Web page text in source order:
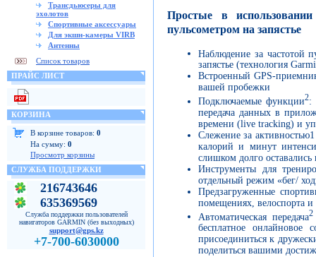
Трансдьюсеры для
эхолотов
Спортивные аксессуары
Для экшн-камеры VIRB
Антенны
Список товаров
ПРАЙС ЛИСТ
КОРЗИНА
В корзине товаров: 0
На сумму: 0
Просмотр корзины
СЛУЖБА ПОДДЕРЖКИ
216743646
635369569
Служба поддержки пользователей
навигаторов GARMIN (без выходных)
support@gps.kz
+7-700-6030000
Простые в
пульсометром на запястье
Наблюдение за частотой
запястье (технология
Встроенный GPS-
вашей пробежки
Подключаемые функции2:
передача данных в
времени (live tracking) и
Слежение за
калорий и минут
слишком долго
Инструменты для
отдельный режим «бег/
Предзагруженные
помещениях, велоспорта и
Автоматическая передача2
бесплатное
присоединиться к
поделиться вашими